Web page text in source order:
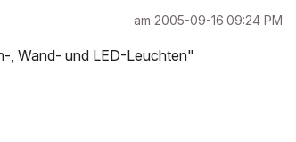
am ‎2005-09-16 09:24 PM
, Wand- und LED-Leuchten"